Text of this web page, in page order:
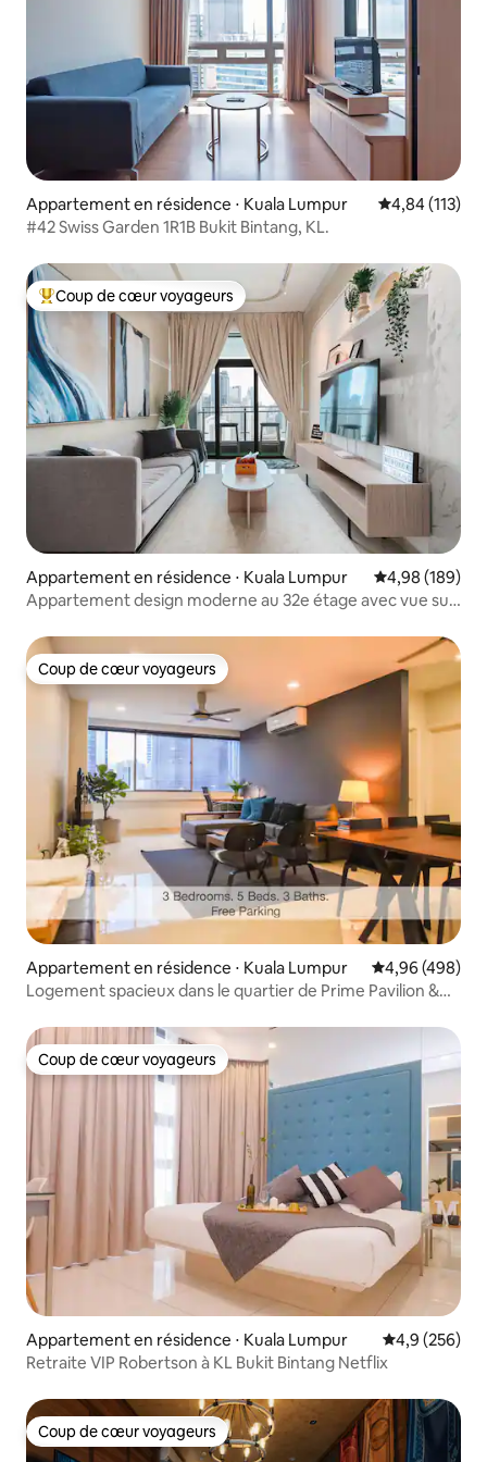
Appartement en résidence ⋅ Kuala Lumpur Évaluation
4,84 (113)
#42 Swiss Garden 1R1B Bukit Bintang, KL.
Coups de cœur voyageurs les plus appréciés
Coup de cœur voyageurs
Appartement en résidence ⋅ Kuala Lumpur Évaluation
4,98 (189)
Appartement design moderne au 32e étage avec vue sur
Coup de cœur voyageurs
Coup de cœur voyageurs
Appartement en résidence ⋅ Kuala Lumpur Évaluation
4,96 (498)
Logement spacieux dans le quartier de Prime Pavilion &
Coup de cœur voyageurs
Coup de cœur voyageurs
Appartement en résidence ⋅ Kuala Lumpur Évaluation
4,9 (256)
Retraite VIP Robertson à KL Bukit Bintang Netflix
Coup de cœur voyageurs
Coup de cœur voyageurs